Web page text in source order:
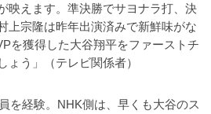
映えます。準決勝でサヨナラ打、決
上宗隆は昨年出演済みで新鮮味がな
を獲得した大谷翔平をファーストチ
ょう」（テレビ関係者）
を経験。NHK側は、早くも大谷のス